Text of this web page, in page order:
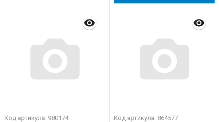
Код артикула: 980174 Код артикула: 864577